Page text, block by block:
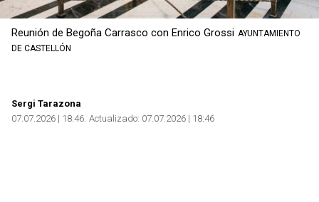
Reunión de Begoña Carrasco con Enrico Grossi AYUNTAMIENTO
DE CASTELLÓN
Sergi Tarazona
07.07.2026 | 18:46 Actualizado: 07.07.2026 | 18:46